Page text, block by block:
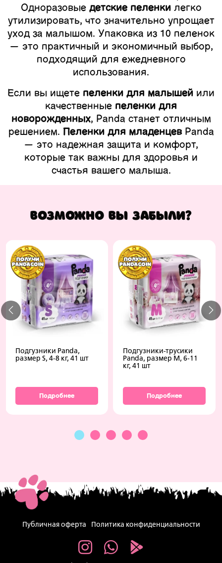
Одноразовые детские пеленкилегко
утилизировать, что значительно упрощает
уход за малышом. Упаковка из 10 пеленок
— это практичный и экономичный выбор,
подходящий для ежедневного
использования.
Если вы ищете пеленки для малышей или
качественные пеленки для
новорожденных, Panda станет отличным
решением. Пеленки для младенцевPanda
— это надежная защита и комфорт,
которые так важны для здоровья и
счастья вашего малыша.
Возможно вы забыли?
Подгузники Panda,
размер S, 4-8 кг, 41 шт
Подробнее
Подгузники-трусики
Panda, размер M, 6-11
кг, 41 шт
Подробнее
Публичная оферта Политика конфиденциальности